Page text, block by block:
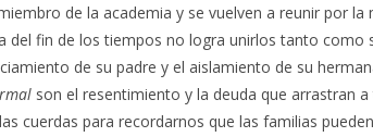
de la academia y se vuelven a reunir por la
del fin de los tiempos no logra unirlos tanto como
de su padre y el aislamiento de su
son el resentimiento y la deuda que arrastran
cuerdas para recordarnos que las familias